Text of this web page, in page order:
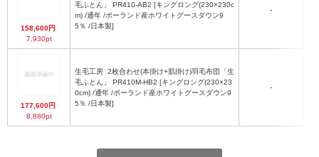
158,600円
7,930pt
毛ふとん」 PR410-AB2 [キングロング(230×230c
m) /通年 /ポーランド産ホワイトグースダウン9
5％ /日本製]
-
177,600円
8,880pt
生毛工房
毛ふとん」 PR410M-HB2 [キングロング(230×23
0cm) /通年 /ポーランド産ホワイトグースダウン9
5％ /日本製]
-